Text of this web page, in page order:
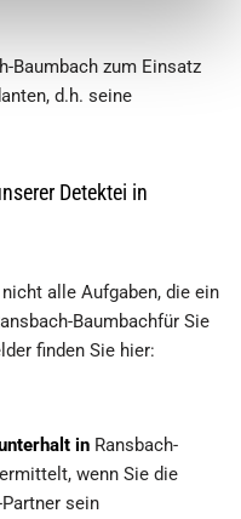
Baumbach zum Einsatz
d.h. seine
Detektei in
alle Aufgaben, die ein
Baumbachfür Sie
finden Sie hier:
in Ransbach-
wenn Sie die
sein